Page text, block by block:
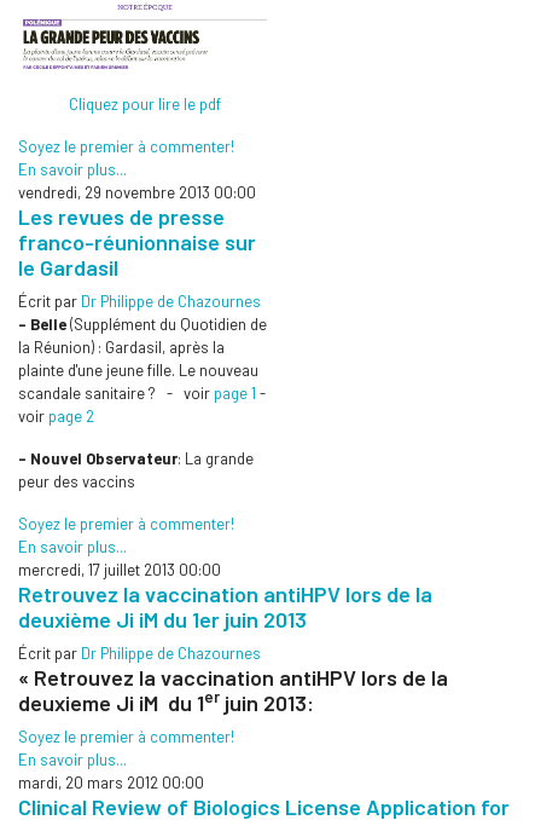
Cliquez pour lire le pdf
Soyez le premier à commenter!
En savoir plus...
vendredi, 29 novembre 2013 00:00
Les revues de presse
franco-réunionnaise sur
le Gardasil
Écrit par Dr Philippe de Chazournes
- Belle(Supplément du Quotidien de
la Réunion) : Gardasil, après la
plainte d'une jeune fille. Le nouveau
scandale sanitaire ? - voir page 1 -
voir page 2
- Nouvel Observateur: La grande
peur des vaccins
Soyez le premier à commenter!
En savoir plus...
mercredi, 17 juillet 2013 00:00
Retrouvez la vaccination antiHPV lors de la
deuxième Ji iM du 1er juin 2013
Écrit par Dr Philippe de Chazournes
« Retrouvez la vaccination antiHPV lors de la
deuxieme Ji iM du 1er juin 2013:
Soyez le premier à commenter!
En savoir plus...
mardi, 20 mars 2012 00:00
Clinical Review of Biologics License Application for